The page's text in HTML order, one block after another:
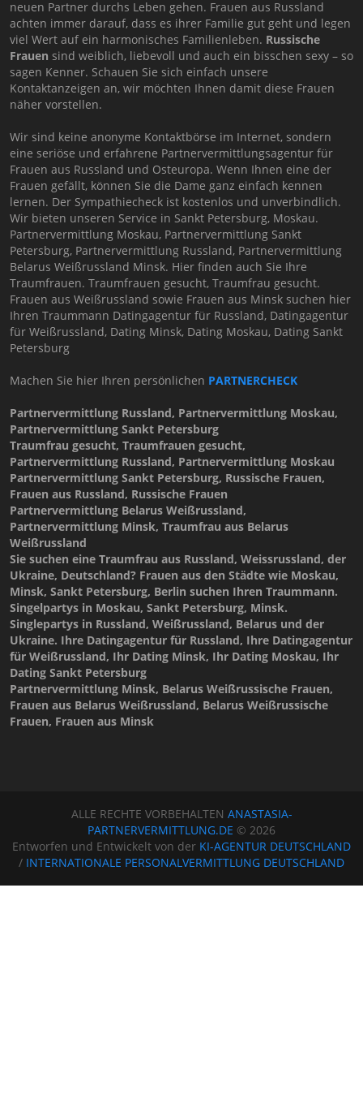
neuen Partner durchs Leben gehen. Frauen aus Russland
achten immer darauf, dass es ihrer Familie gut geht und legen
viel Wert auf ein harmonisches Familienleben. Russische
Frauen sind weiblich, liebevoll und auch ein bisschen sexy – so
sagen Kenner. Schauen Sie sich einfach unsere
Kontaktanzeigen an, wir möchten Ihnen damit diese Frauen
näher vorstellen.
Wir sind keine anonyme Kontaktbörse im Internet, sondern
eine seriöse und erfahrene Partnervermittlungsagentur für
Frauen aus Russland und Osteuropa. Wenn Ihnen eine der
Frauen gefällt, können Sie die Dame ganz einfach kennen
lernen. Der Sympathiecheck ist kostenlos und unverbindlich.
Wir bieten unseren Service in Sankt Petersburg, Moskau.
Partnervermittlung Moskau, Partnervermittlung Sankt
Petersburg, Partnervermittlung Russland, Partnervermittlung
Belarus Weißrussland Minsk. Hier finden auch Sie Ihre
Traumfrauen. Traumfrauen gesucht, Traumfrau gesucht.
Frauen aus Weißrussland sowie Frauen aus Minsk suchen hier
Ihren Traummann Datingagentur für Russland, Datingagentur
für Weißrussland, Dating Minsk, Dating Moskau, Dating Sankt
Petersburg
Machen Sie hier Ihren persönlichen PARTNERCHECK
Partnervermittlung Russland, Partnervermittlung Moskau,
Partnervermittlung Sankt Petersburg
Traumfrau gesucht, Traumfrauen gesucht,
Partnervermittlung Russland, Partnervermittlung Moskau
Partnervermittlung Sankt Petersburg, Russische Frauen,
Frauen aus Russland, Russische Frauen
Partnervermittlung Belarus Weißrussland,
Partnervermittlung Minsk, Traumfrau aus Belarus
Weißrussland
Sie suchen eine Traumfrau aus Russland, Weissrussland, der
Ukraine, Deutschland? Frauen aus den Städte wie Moskau,
Minsk, Sankt Petersburg, Berlin suchen Ihren Traummann.
Singelpartys in Moskau, Sankt Petersburg, Minsk.
Singlepartys in Russland, Weißrussland, Belarus und der
Ukraine. Ihre Datingagentur für Russland, Ihre Datingagentur
für Weißrussland, Ihr Dating Minsk, Ihr Dating Moskau, Ihr
Dating Sankt Petersburg
Partnervermittlung Minsk, Belarus Weißrussische Frauen,
Frauen aus Belarus Weißrussland, Belarus Weißrussische
Frauen, Frauen aus Minsk
ALLE RECHTE VORBEHALTEN ANASTASIA-
PARTNERVERMITTLUNG.DE © 2026
Entworfen und Entwickelt von der KI-AGENTUR DEUTSCHLAND
/ INTERNATIONALE PERSONALVERMITTLUNG DEUTSCHLAND